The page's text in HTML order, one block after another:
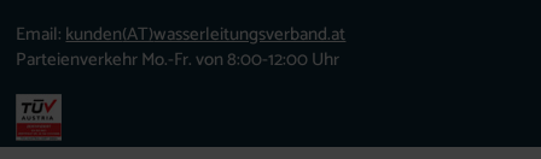
Email:kunden(AT)wasserleitungsverband.at
Parteienverkehr Mo.-Fr. von 8:00-12:00 Uhr